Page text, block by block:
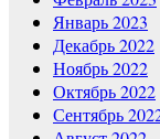
Январь 2023
Декабрь 2022
Ноябрь 2022
Октябрь 2022
Сентябрь